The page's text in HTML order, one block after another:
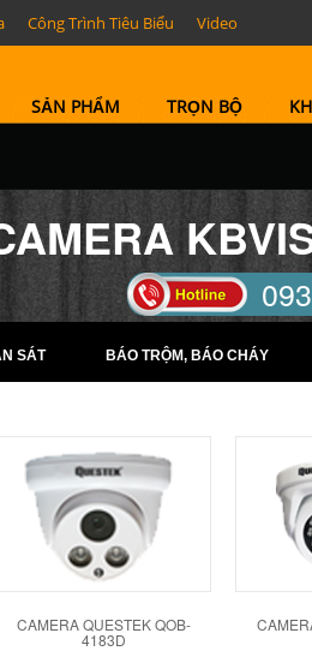
Công Trình Tiêu Biểu Video
SẢN PHẨM TRỌN BỘ
TELL:
(0274)
SÁT BÁO TRỘM, BÁO CHÁY
CAMERA QUESTEK QOB-
4183D